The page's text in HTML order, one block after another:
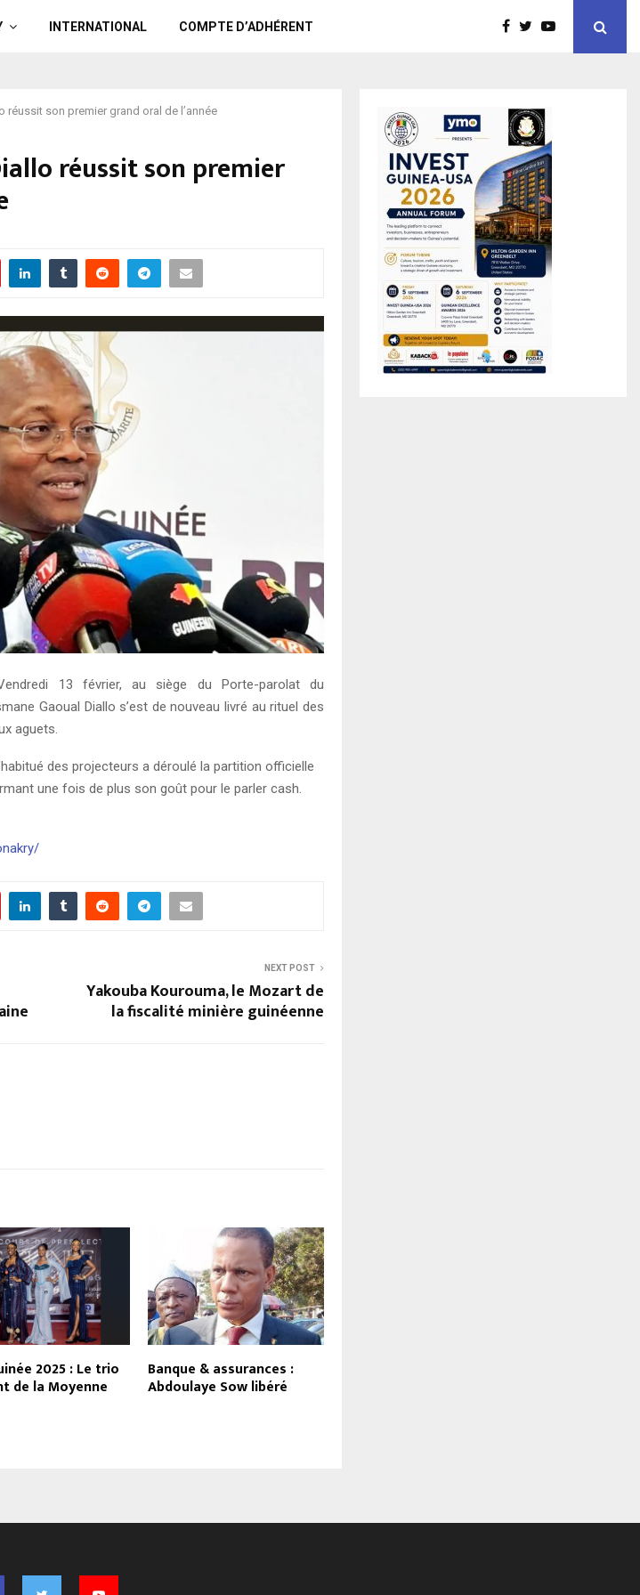
INTERNATIONAL COMPTE D’ADHÉRENT
réussit son premier grand oral de l’année
réussit son premier
13 février, au siège du Porte-parolat du
Gaoual Diallo s’est de nouveau livré au rituel des
aguets.
des projecteurs a déroulé la partition officielle
une fois de plus son goût pour le parler cash.
NEXT POST
Yakouba Kourouma, le Mozart de
la fiscalité minière guinéenne
2025 : Le trio
de la Moyenne
Banque & assurances :
Abdoulaye Sow libéré